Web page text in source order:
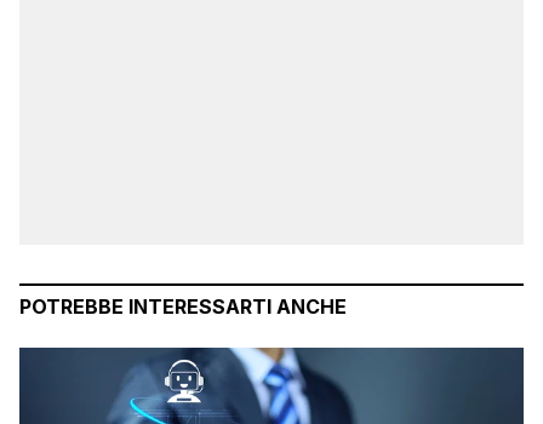
POTREBBE INTERESSARTI ANCHE